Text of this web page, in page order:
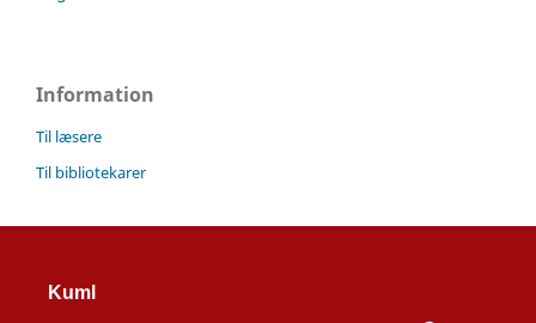
Information
Til læsere
Til bibliotekarer
Kuml